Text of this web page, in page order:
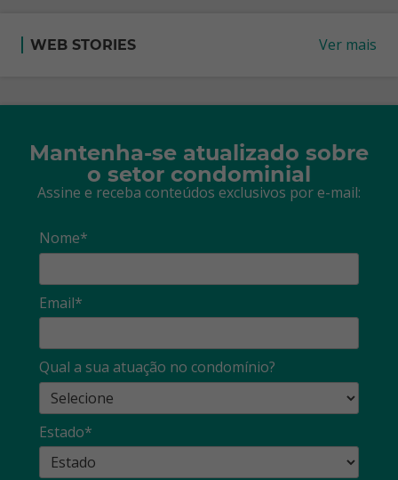
WEB STORIES Ver mais
Mantenha-se atualizado sobre
o setor condominial
Assine e receba conteúdos exclusivos por e-mail:
Nome*
Email*
Qual a sua atuação no condomínio?
Estado*